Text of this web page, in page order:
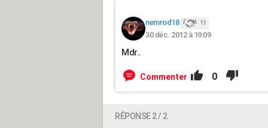
nemrod18 11
30 déc. 2012 à 19:09
Mdr..
Commenter 0
RÉPONSE 2 / 2